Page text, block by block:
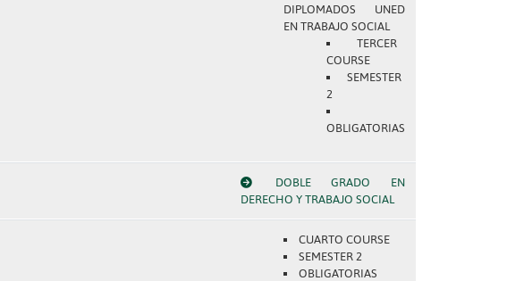
DIPLOMADOS UNED
EN TRABAJO SOCIAL
TERCER
COURSE
SEMESTER
2
OBLIGATORIAS
DOBLE GRADO EN
DERECHO Y TRABAJO SOCIAL
CUARTO COURSE
SEMESTER 2
OBLIGATORIAS